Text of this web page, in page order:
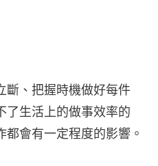
斷、把握時機做好每件
了生活上的做事效率的
會有一定程度的影響。